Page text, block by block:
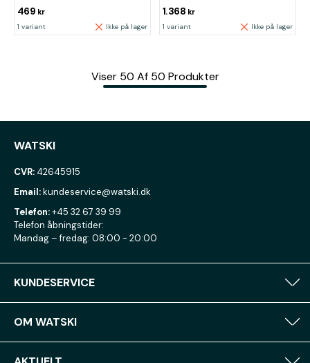
469 kr
1 variant Ikke på lager
1.368 kr
1 variant Ikke på lager
Viser 50 Af 50 Produkter
WATSKI
CVR: 42645915
Email:kundeservice@watski.dk
Telefon:+45 32 67 39 99
Telefon åbningstider:
Mandag – fredag: 08:00 - 20:00
KUNDESERVICE
OM WATSKI